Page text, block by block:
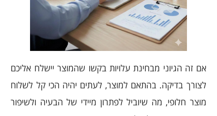
אם זה הגיוני מבחינת עלויות בקשו שהמוצר יישלח אליכם
לצורך בדיקה. בהתאם למוצר, לעתים יהיה הכי קל לשלוח
מוצר חלופי, מה שיוביל לפתרון מיידי של הבעיה ולשיפור